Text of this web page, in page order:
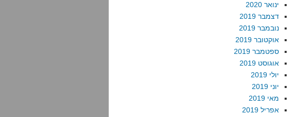
ינואר 2020
דצמבר 2019
נובמבר 2019
אוקטובר 2019
ספטמבר 2019
אוגוסט 2019
יולי 2019
יוני 2019
מאי 2019
אפריל 2019